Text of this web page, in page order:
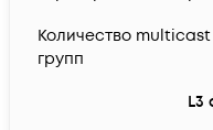
Количество multicast
групп
L3